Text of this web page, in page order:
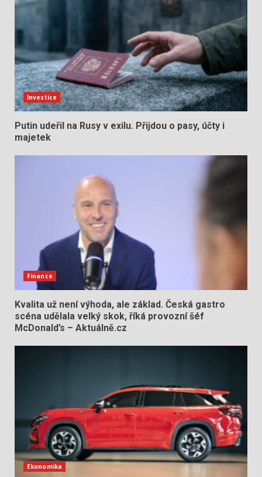
Investice
Putin udeřil na Rusy v exilu. Přijdou o pasy, účty i
majetek
Finance
Kvalita už není výhoda, ale základ. Česká gastro
scéna udělala velký skok, říká provozní šéf
McDonald’s – Aktuálně.cz
Ekonomika